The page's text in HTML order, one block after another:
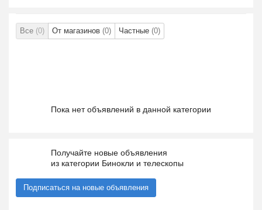
Все (0) От магазинов (0) Частные (0)
Пока нет объявлений в данной категории
Получайте новые объявления
из категории Бинокли и телескопы
Подписаться на новые объявления